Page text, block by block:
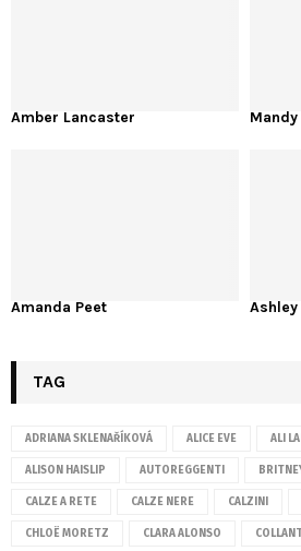
Amber Lancaster
Amanda Peet
TAG
ADRIANA SKLENAŘÍKOVÁ ALICE EVE ALI
ALISON HAISLIP AUTOREGGENTI
CALZE A RETE CALZE NERE CALZINI
CHLOË MORETZ CLARA ALONSO COLLANT